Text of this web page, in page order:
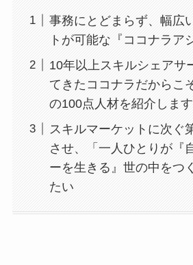
事務にとどまらず、幅広
トが可能な『ココナラア
10年以上スキルシェアサ
てきたココナラだからこ
の100点人材を紹介します
スキルマーケットに次ぐ
させ、「一人ひとりが『
ーを生きる』世の中をつ
たい